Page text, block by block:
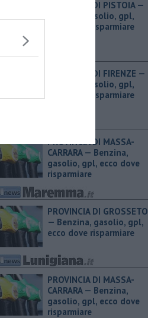
PROVINCIA DI PISTOIA — ​
Benzina, gasolio, gpl,
ecco dove risparmiare
PROVINCIA DI FIRENZE — ​
Benzina, gasolio, gpl,
ecco dove risparmiare
PROVINCIA DI MASSA-
CARRARA — ​Benzina,
gasolio, gpl, ecco dove
risparmiare
PROVINCIA DI GROSSETO
— ​Benzina, gasolio, gpl,
ecco dove risparmiare
PROVINCIA DI MASSA-
CARRARA — ​Benzina,
gasolio, gpl, ecco dove
risparmiare